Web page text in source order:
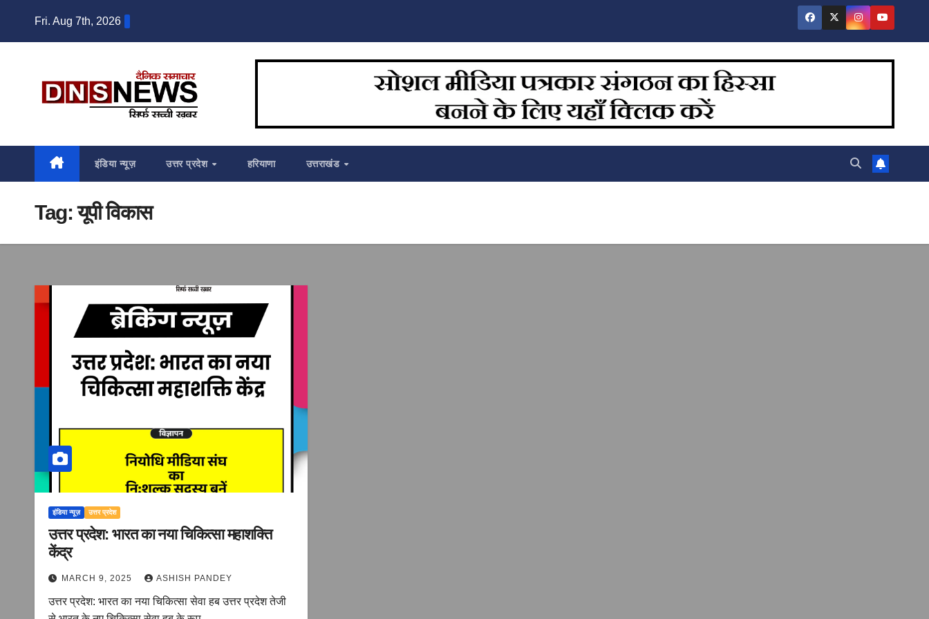
Fri. Aug 7th, 2026
इंडिया न्यूज़ उत्तर प्रदेश हरियाणा उत्तराखंड
Tag:यूपी विकास
इंडिया न्यूज़ उत्तर प्रदेश
उत्तर प्रदेश: भारत का नया चिकित्सा महाशक्ति
केंद्र
MARCH 9, 2025 ASHISH PANDEY
उत्तर प्रदेश: भारत का नया चिकित्सा सेवा हब उत्तर प्रदेश तेजी